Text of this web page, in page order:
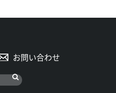
お問い合わせ